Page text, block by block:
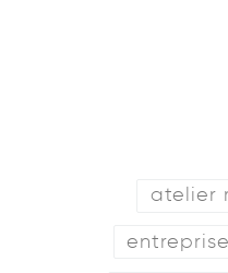
atelier